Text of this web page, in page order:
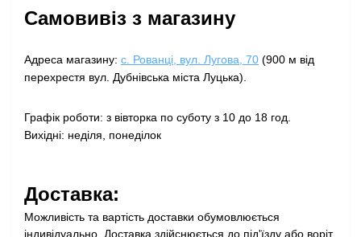
Самовивіз з магазину
Адреса магазину: с. Рованці, вул. Лугова, 70 (900 м від
перехрестя вул. Дубнівська міста Луцька).
Графік роботи: з вівторка по суботу з 10 до 18 год.
Вихідні: неділя, понеділок
Доставка:
Можливість та вартість доставки обумовлюється
індивідуально. Доставка здійснюється до під'їзду або воріт